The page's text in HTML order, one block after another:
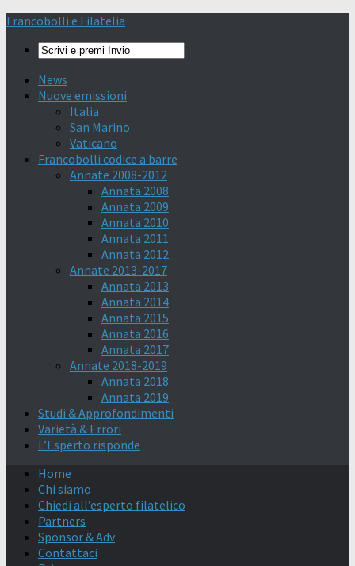
Francobolli e Filatelia
News
Nuove emissioni
Italia
San Marino
Vaticano
Francobolli codice a barre
Annate 2008-2012
Annata 2008
Annata 2009
Annata 2010
Annata 2011
Annata 2012
Annate 2013-2017
Annata 2013
Annata 2014
Annata 2015
Annata 2016
Annata 2017
Annate 2018-2019
Annata 2018
Annata 2019
Studi & Approfondimenti
Varietà & Errori
L’Esperto risponde
Home
Chi siamo
Chiedi all’esperto filatelico
Partners
Sponsor & Adv
Contattaci